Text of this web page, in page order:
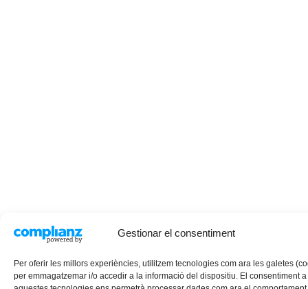
Gestionar el consentiment
Per oferir les millors experiències, utilitzem tecnologies com ara les galetes
per emmagatzemar i/o accedir a la informació del dispositiu. El consentiment a